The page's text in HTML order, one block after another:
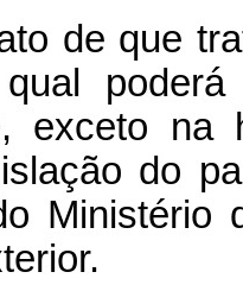
de que
poderá
exceto
do